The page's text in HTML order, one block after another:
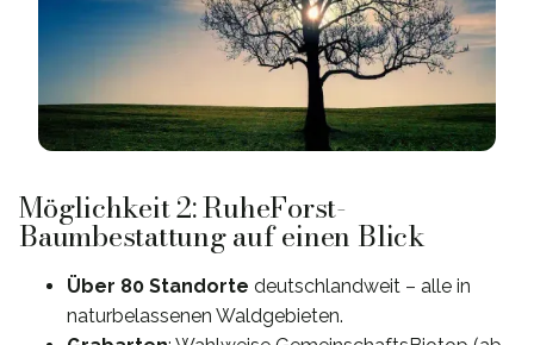
Möglichkeit 2: RuheForst-
Baumbestattung auf einen Blick
Über 80 Standorte deutschlandweit – alle in
naturbelassenen Waldgebieten.